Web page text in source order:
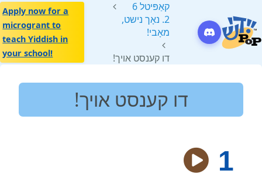
קאַפּיטל 6
2. נאָך נישט,
מאָבי!
דו קענסט אויך!
Apply now for a
microgrant to
teach Yiddish in
your school!
דו קענסט אויך!
1